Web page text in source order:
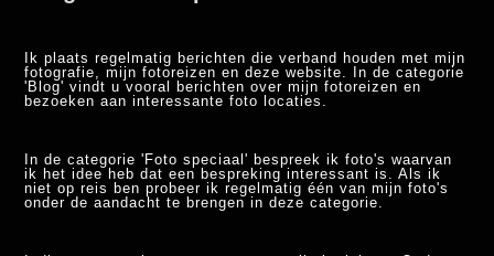
Ik plaats regelmatig berichten die verband houden met mijn
fotografie, mijn fotoreizen en deze website. In de categorie
'Blog' vindt u vooral berichten over mijn fotoreizen en
bezoeken aan interessante foto locaties.
In de categorie 'Foto speciaal' bespreek ik foto's waarvan
ik het idee heb dat een bespreking interessant is. Als ik
niet op reis ben probeer ik regelmatig één van mijn foto's
onder de aandacht te brengen in deze categorie.